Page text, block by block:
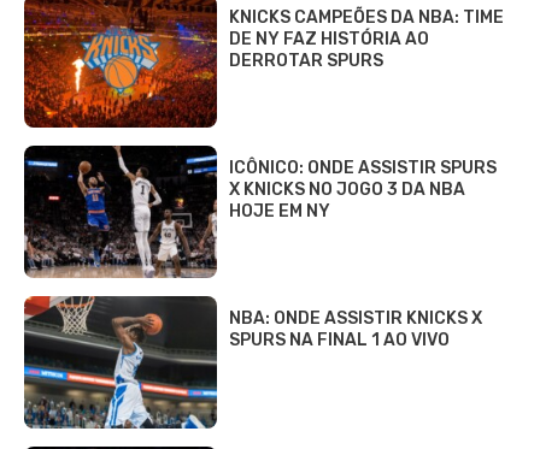
KNICKS CAMPEÕES DA NBA: TIME
DE NY FAZ HISTÓRIA AO
DERROTAR SPURS
ICÔNICO: ONDE ASSISTIR SPURS
X KNICKS NO JOGO 3 DA NBA
HOJE EM NY
NBA: ONDE ASSISTIR KNICKS X
SPURS NA FINAL 1 AO VIVO